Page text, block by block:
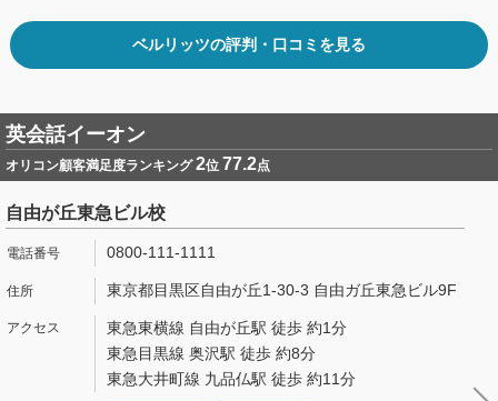
ベルリッツの評判・口コミを見る
英会話イーオン
オリコン顧客満足度ランキング2位 77.2点
自由が丘東急ビル校
0800-111-1111
東京都目黒区自由が丘1-30-3 自由ガ丘東急ビル9F
東急東横線 自由が丘駅 徒歩 約1分
東急目黒線 奥沢駅 徒歩 約8分
東急大井町線 九品仏駅 徒歩 約11分